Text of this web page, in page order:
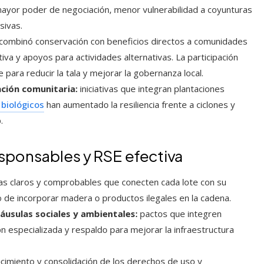
poder de negociación, menor vulnerabilidad a coyunturas
conservación con beneficios directos a comunidades
y apoyos para actividades alternativas. La participación
reducir la tala y mejorar la gobernanza local.
comunitaria: iniciativas que integran plantaciones
han aumentado la resiliencia frente a ciclones y
y RSE efectiva
claros y comprobables que conecten cada lote con su
incorporar madera o productos ilegales en la cadena.
sociales y ambientales: pactos que integren
especializada y respaldo para mejorar la infraestructura
y consolidación de los derechos de uso y